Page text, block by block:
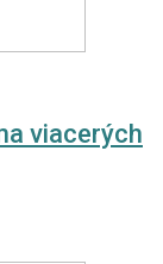
viacerých